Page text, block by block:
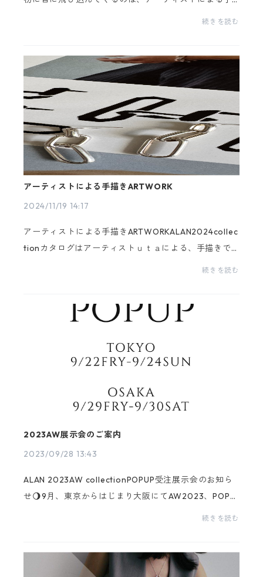
描きのマリーナチェーンです。このチェーンは裏表紙
続きを読む
アーティストによる手描きARTWORK
2024/11/19 14:17
アーティストによる手描きARTWORKALAN2024collec
tionカタログはアーティストｕｔａによる、手描きで
描くART WORKで ジュエリーを表現。3つの異なるス
続きを読む
2023AW展示会のご案内
2023/09/28 13:43
ALAN 2023AW collectionPOPUP受注展示会のお知ら
せ🌖9月、東京からはじまり大阪にてAW2023、POPU
Pを開催します。新作のアイテムは受注オーダーとなり
続きを読む